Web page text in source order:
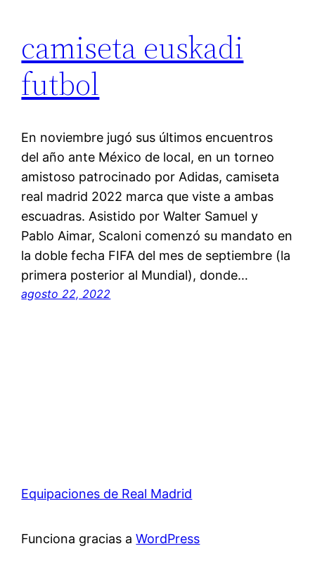
camiseta euskadi
futbol
En noviembre jugó sus últimos encuentros
del año ante México de local, en un torneo
amistoso patrocinado por Adidas, camiseta
real madrid 2022 marca que viste a ambas
escuadras. Asistido por Walter Samuel y
Pablo Aimar, Scaloni comenzó su mandato en
la doble fecha FIFA del mes de septiembre (la
primera posterior al Mundial), donde…
agosto 22, 2022
Equipaciones de Real Madrid
Funciona gracias aWordPress